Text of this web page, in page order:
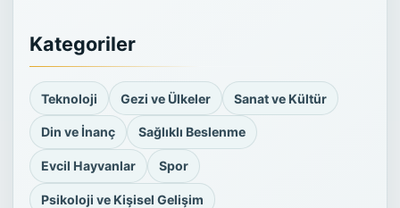
Kategoriler
Teknoloji Gezi ve Ülkeler Sanat ve Kültür
Din ve İnanç Sağlıklı Beslenme
Evcil Hayvanlar Spor
Psikoloji ve Kişisel Gelişim